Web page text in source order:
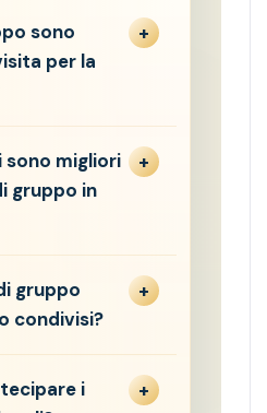
sono
per la
sono migliori
gruppo in
gruppo
condivisi?
i